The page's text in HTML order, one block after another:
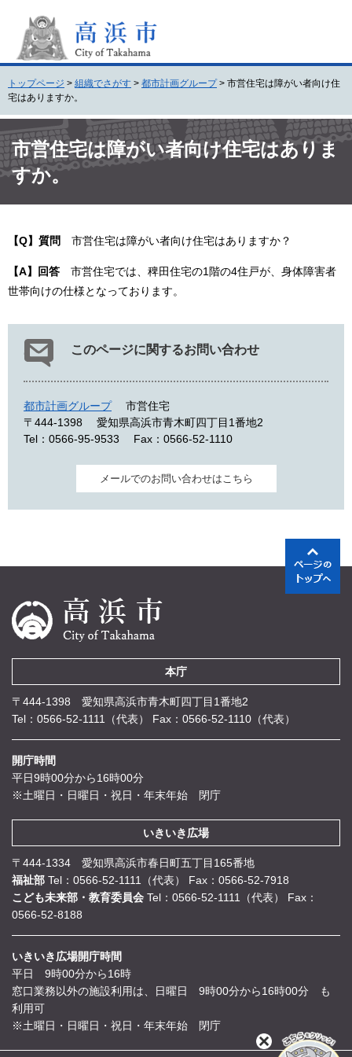
頭
。
飛
て
本
文
トップページ > 組織でさがす > 都市計画グループ > 市営住宅は障がい者向け住
宅はありますか。
文市営住宅は障がい者向け住宅はありま
すか。
【Q】質問 市営住宅は障がい者向け住宅はありますか？
【A】回答 市営住宅では、稗田住宅の1階の4住戸が、身体障害者
世帯向けの仕様となっております。
このページに関するお問い合わせ
都市計画グループ
市営住宅
〒444-1398
愛知県高浜市青木町四丁目1番地2
Tel：0566-95-9533
Fax：0566-52-1110
メールでのお問い合わせはこちら
本庁
〒444-1398 愛知県高浜市青木町四丁目1番地2
Tel：0566-52-1111（代表）
Fax：0566-52-1110（代表）
開庁時間
平日9時00分から16時00分
※土曜日・日曜日・祝日・年末年始 閉庁
いきいき広場
〒444-1334 愛知県高浜市春日町五丁目165番地
福祉部 Tel：0566-52-1111（代表）
Fax：0566-52-7918
こども未来部・教育委員会 Tel：0566-52-1111（代表）
Fax：
0566-52-8188
いきいき広場開庁時間
平日 9時00分から16時
窓口業務以外の施設利用は、日曜日 9時00分から16時00分 も
利用可
※土曜日・日曜日・祝日・年末年始 閉庁
閉